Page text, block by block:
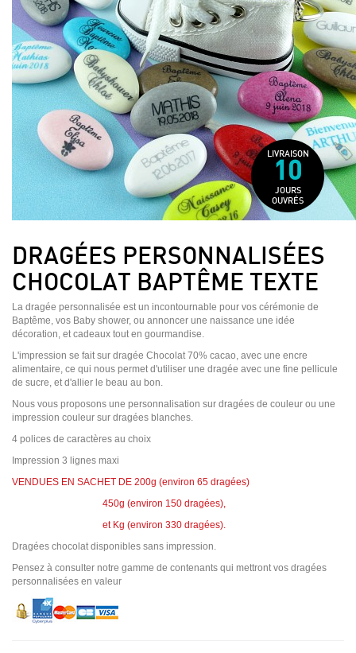
LIVRAISON
10
JOURS
OUVRÉS
DRAGÉES PERSONNALISÉES
CHOCOLAT BAPTÊME TEXTE
La dragée personnalisée est un incontournable pour vos cérémonie de
Baptême, vos Baby shower, ou annoncer une naissance une idée
décoration, et cadeaux tout en gourmandise.
L'impression se fait sur dragée Chocolat 70% cacao, avec une encre
alimentaire, ce qui nous permet d'utiliser une dragée avec une fine pellicule
de sucre, et d'allier le beau au bon.
Nous vous proposons une personnalisation sur dragées de couleur ou une
impression couleur sur dragées blanches.
4 polices de caractères au choix
Impression 3 lignes maxi
VENDUES EN SACHET DE 200g (environ 65 dragées)
450g (environ 150 dragées),
et Kg (environ 330 dragées).
Dragées chocolat disponibles sans impression.
Pensez à consulter notre gamme de contenants qui mettront vos dragées
personnalisées en valeur